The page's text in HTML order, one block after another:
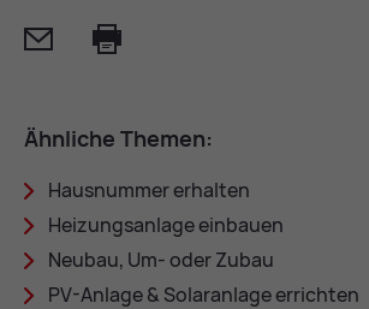
Mail
Ähn­li­che The­men:
Haus­num­mer er­hal­ten
Hei­zungs­an­la­ge ein­bau­en
Neu­bau, Um- oder Zu­bau
PV-An­la­ge & So­lar­an­la­ge er­rich­ten